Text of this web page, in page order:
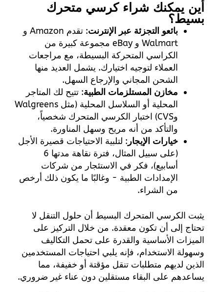
أين يمكنك شراء كرسي متحرك
بسيط؟
بائعو التجزئة عبر الإنترنت
: تقدم Amazon و
Walmart و eBay مجموعة كبيرة من
الكراسي المتحركة البسيطة، مع مراجعات
العملاء لتوجيه اختيارك. يشمل العديد منها
الشحن المجاني والإرجاع السهل.
مخازن المستلزمات الطبية: تتيح لك المتاجر
المحلية أو السلاسل المحلية (مثل Walgreens
وCVS) اختبار الكرسي المتحرك شخصياً،
والتأكد من أنه مريح وسهل المناورة.
خيارات الإيجار: لتلبية الاحتياجات قصيرة الأجل
(على سبيل المثال، فترة نقاهة مدتها 6
أسابيع)، فكر في الاستئجار من شركات
الإمدادات الطبية - وغالبًا ما يكون ذلك أرخص
من الشراء.
يثبت الكرسي المتحرك البسيط أن حلول التنقل لا
تحتاج إلى أن تكون معقدة. من خلال التركيز على
الميزات الأساسية والقدرة على تحمل التكاليف
وسهولة الاستخدام، فإنه يلبي احتياجات المستخدمين
الذين لديهم متطلبات تنقل مؤقتة أو خفيفة، مما
يساعدهم على البقاء مستقلين دون عناء غير ضروري.